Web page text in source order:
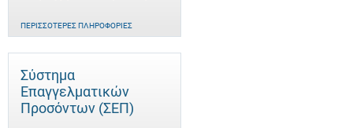
ΠΕΡΙΣΣΌΤΕΡΕΣ ΠΛΗΡΟΦΟΡΊΕΣ
Σύστημα
Επαγγελματικών
Προσόντων (ΣΕΠ)